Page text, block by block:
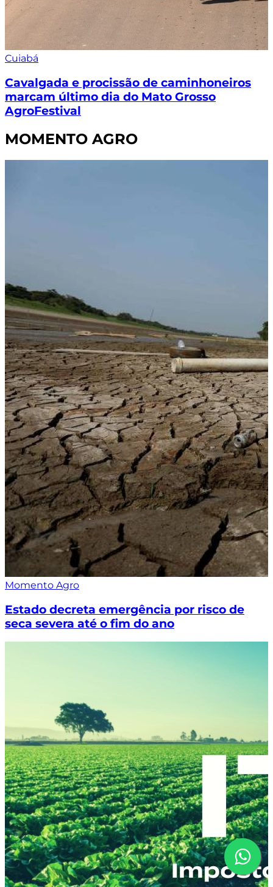
Cuiabá
Cavalgada e procissão de caminhoneiros
marcam último dia do Mato Grosso
AgroFestival
MOMENTO AGRO
Momento Agro
Estado decreta emergência por risco de
seca severa até o fim do ano